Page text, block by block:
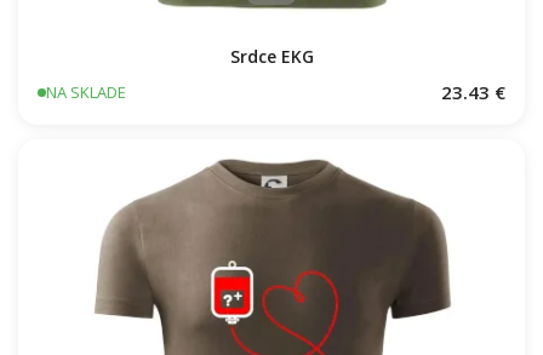
Srdce EKG
NA SKLADE 23.43 €